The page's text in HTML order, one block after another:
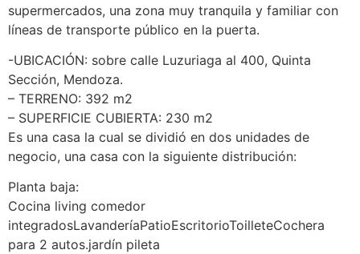
supermercados, una zona muy tranquila y familiar con
líneas de transporte público en la puerta.
-UBICACIÓN: sobre calle Luzuriaga al 400, Quinta
Sección, Mendoza.
– TERRENO: 392 m2
– SUPERFICIE CUBIERTA: 230 m2
Es una casa la cual se dividió en dos unidades de
negocio, una casa con la siguiente distribución:
Planta baja:
Cocina living comedor
integradosLavanderíaPatioEscritorioToilleteCochera
para 2 autos.jardín pileta